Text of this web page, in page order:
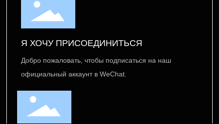
Я ХОЧУ ПРИСОЕДИНИТЬСЯ
Добро пожаловать, чтобы подписаться на наш
официальный аккаунт в WeChat.